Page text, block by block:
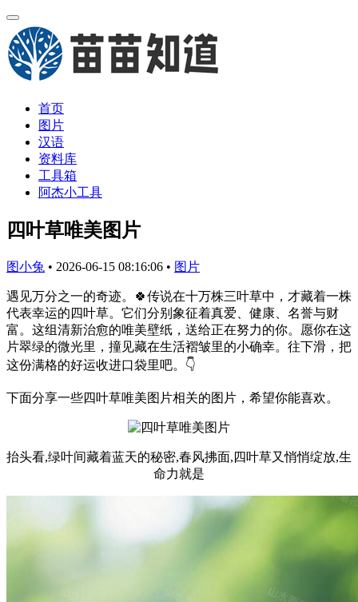
首页
图片
汉语
资料库
工具箱
阿杰小工具
四叶草唯美图片
图小兔 • 2026-06-15 08:16:06 • 图片
遇见万分之一的奇迹。🍀传说在十万株三叶草中，才藏着一株
代表幸运的四叶草。它们分别象征着真爱、健康、名誉与财
富。这组清新治愈的唯美壁纸，送给正在努力的你。愿你在这
片翠绿的微光里，撞见藏在生活褶皱里的小确幸。往下滑，把
这份满格的好运收进口袋里吧。👇
下面分享一些四叶草唯美图片相关的图片，希望你能喜欢。
抬头看,绿叶间藏着蓝天的秘密,春风拂面,四叶草又悄悄绽放,生
命力就是